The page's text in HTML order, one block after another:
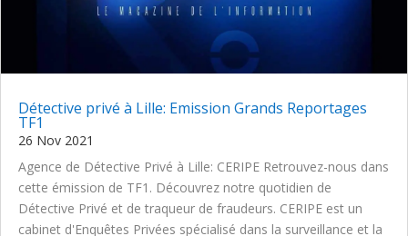
Détective privé à Lille: Emission Grands Reportages
TF1
26 Nov 2021
Agence de Détective Privé à Lille: CERIPE Retrouvez-nous dans
cette émission de TF1. Découvrez notre quotidien de
Détective Privé et de traqueur de fraudeurs. CERIPE est un
cabinet d'Enquêtes Privées spécialisé dans la surveillance et la